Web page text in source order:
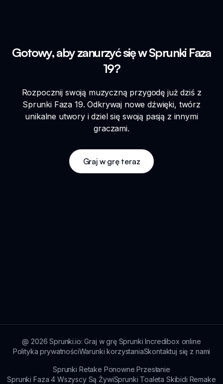
Gotowy, aby zanurzyć się w Sprunki Faza
19?
Rozpocznij swoją muzyczną przygodę już dziś z
Sprunki Faza 19. Odkrywaj nowe dźwięki, twórz
unikalne utwory i dziel się swoją pasją z innymi
graczami.
Graj w grę teraz
@ 2026 Sprunki.io: Graj w grę Sprunki Incredibox online
Polityka prywatnościWarunki korzystaniaSkontaktuj się z nami
Sprunki Retake Ponowne Przesłanie
Sprunki Faza 4 Wszyscy Są ŻywiSprunki Toaleta Skibidi Remake